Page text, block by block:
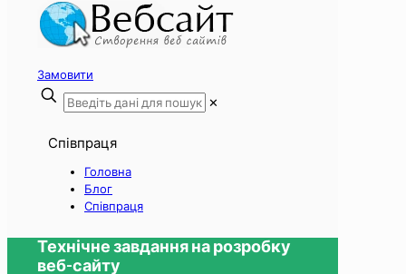
Замовити
✕
Співпраця
Головна
Блог
Співпраця
Технічне завдання на розробку
веб-сайту